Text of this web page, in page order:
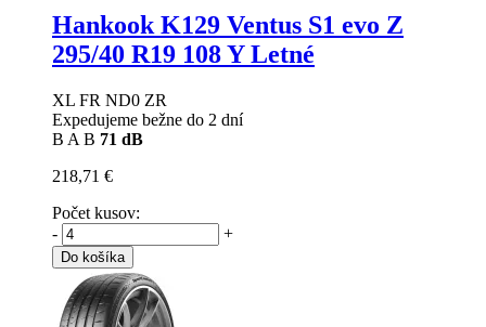
Hankook K129 Ventus S1 evo Z
295/40 R19 108 Y Letné
XL FR ND0 ZR
Expedujeme bežne do 2 dní
B A B 71 dB
218,71 €
Počet kusov:
-
+
Do košíka